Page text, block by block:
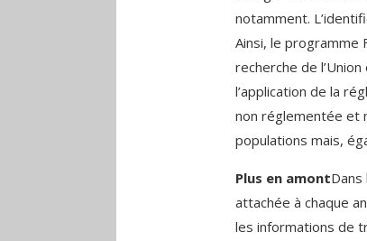
notamment.
Ainsi, le programme
recherche de
l’application de la
non réglementée et
populations mais,
Plus en amont
attachée à chaque
les informations de